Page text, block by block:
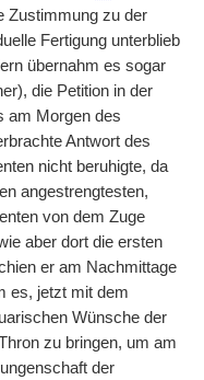
Zustimmung zu der
Fertigung unterblieb
übernahm es sogar
die Petition in der
am Morgen des
Antwort des
nicht beruhigte, da
angestrengtesten,
von dem Zuge
aber dort die ersten
er am Nachmittage
es, jetzt mit dem
Wünsche der
zu bringen, um am
der